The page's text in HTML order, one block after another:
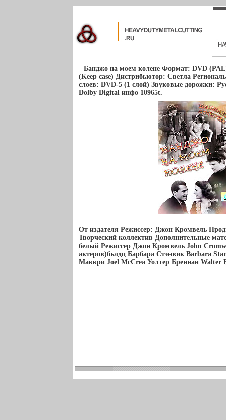
Банджо на моем колене Формат: DVD
(Keep case) Дистрибьютор: Светла
слоев: DVD-5 (1 слой) Звуковые дорожки:
Dolby Digital инфо 10965t.
От издателя Режиссер: Джон Кромвель
Творческий коллектив Дополнительные
белый Режиссер Джон Кромвель John
актеров)бьлдц Барбара Стэнвик Barbara
Маккри Joel McCrea Уолтер Бреннан Walter